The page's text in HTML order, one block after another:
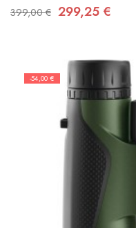
399,00 € 299,25 €
-54,00 €